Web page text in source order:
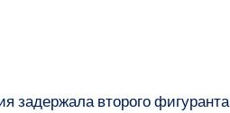
задержала второго фигуранта